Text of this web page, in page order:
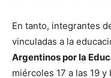
En tanto, integrantes
vinculadas a la
Argentinos por la
miércoles 17 a las 19 y